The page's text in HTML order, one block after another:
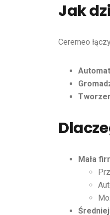
Jak
Ceremeo
Mała